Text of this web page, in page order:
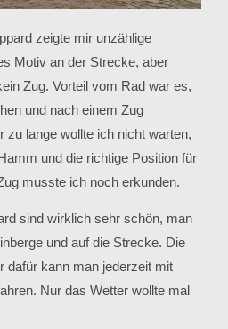
zeigte mir unzählige
Motiv an der Strecke, aber
Zug. Vorteil vom Rad war es,
und nach einem Zug
zu lange wollte ich nicht warten,
und die richtige Position für
musste ich noch erkunden.
sind wirklich sehr schön, man
und auf die Strecke. Die
dafür kann man jederzeit mit
Nur das Wetter wollte mal